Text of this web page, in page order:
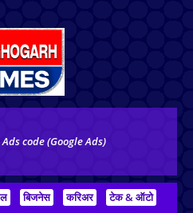
code (Google Ads)
बिजनेस करिअर
टेक & ऑटो